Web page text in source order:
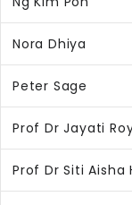
Nora Dhiya
Peter Sage
Prof Dr Jayati
Prof Dr Siti Aisha